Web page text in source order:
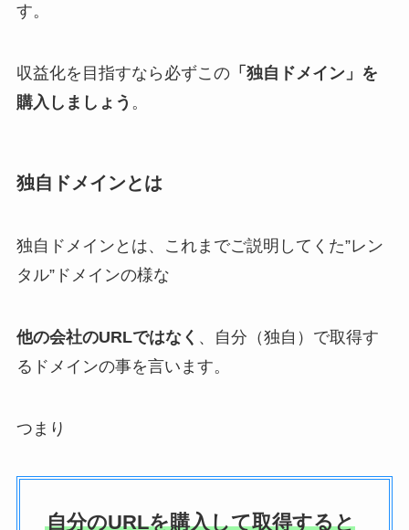
す。
収益化を目指すなら必ずこの「独自ドメイン」を
購入しましょう 。
独自ドメインとは
独自ドメインとは、これまでご説明してくた”レン
タル”ドメインの様な
他の会社のURLではなく 、自分（独自）で取得す
るドメインの事を言います。
つまり
自分のURLを購入して取得すると